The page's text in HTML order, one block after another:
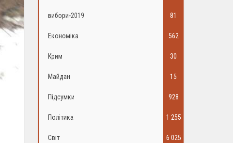
вибори-2019 81
Економіка 562
Крим 30
Майдан 15
Підсумки 928
Політика 1 255
Світ 6 025